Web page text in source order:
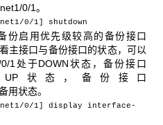
0/1。
0/1] shutdown
份启用优先级较高的备份接口
主接口与备份接口的状态，可以
1处于DOWN状态，备份接口
于UP状态，备份接口
用状态。
0/1] display interface-